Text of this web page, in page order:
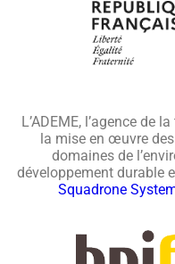
L’ADEME, l’agence de
la mise en œuvre
domaines de
développement durable
Squadrone